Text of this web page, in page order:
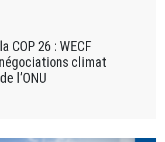
COP 26 : WECF
climat
l’ONU